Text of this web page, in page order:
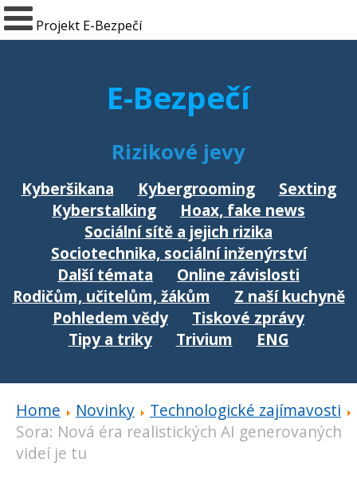
Projekt E-Bezpečí
E-Bezpečí
Rizikové jevy
Kyberšikana Kybergrooming
Sexting
Kyberstalking
Hoax, fake news
Sociální sítě a jejich rizika
Sociotechnika, sociální inženýrství
Další témata
Online závislosti
Rodičům, učitelům, žákům
Z naší kuchyně
Pohledem vědy
Tiskové zprávy
Tipy a triky
Trivium ENG
Home Novinky
Technologické zajímavosti
Sora: Nová éra realistických AI generovaných
videí je tu